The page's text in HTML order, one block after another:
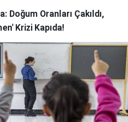
Doğum Oranları Çakıldı,
Krizi Kapıda!